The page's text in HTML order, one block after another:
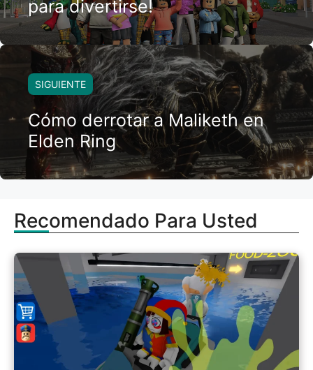
para divertirse!
SIGUIENTE
Cómo derrotar a Maliketh en
Elden Ring
Recomendado Para Usted